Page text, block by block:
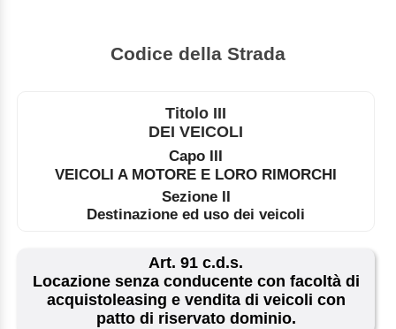
Codice della Strada
Titolo III
DEI VEICOLI
Capo III
VEICOLI A MOTORE E LORO RIMORCHI
Sezione II
Destinazione ed uso dei veicoli
Art. 91 c.d.s.
Locazione senza conducente con facoltà di
acquistoleasing e vendita di veicoli con
patto di riservato dominio.